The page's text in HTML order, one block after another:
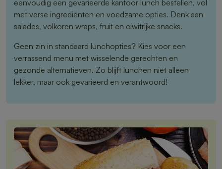
eenvoudig een gevarieerde kantoor lunch bestellen, vol
met verse ingrediënten en voedzame opties. Denk aan
salades, volkoren wraps, fruit en eiwitrijke snacks.
Geen zin in standaard lunchopties? Kies voor een
verrassend menu met wisselende gerechten en
gezonde alternatieven. Zo blijft lunchen niet alleen
lekker, maar ook gevarieerd en verantwoord!